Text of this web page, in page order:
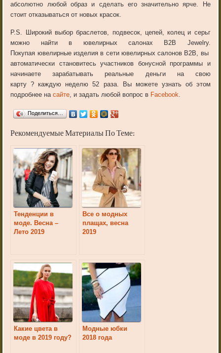
абсолютно любой образ и сделать его значительно ярче. Не
стоит отказываться от новых красок.
P.S. Широкий выбор браслетов, подвесок, цепей, колец и серьг
можно найти в ювелирных салонах В2В Jewelry.
Покупая ювелирные изделия в сети ювелирных салонов В2В, вы
автоматически становитесь участников бонусной программы и
начинаете зарабатывать реальные деньги на свою
карту? каждую неделю 52 раза. Вы можете узнать об этом
подробнее насайте, и задать любой вопрос в Facebook.
Поделиться…
Рекомендуемые Материалы По Теме:
Тенденции в
моде. Весна –
Лето 2019
Все о модных
плащах, весна
2019
Какие цвета в
моде в 2019 году?
Модные юбки
2018 года